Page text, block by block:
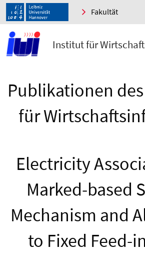
Fakultät
Institut für
Publikationen
für
Electricity
Marked-based
Mechanism and
to Fixed Feed-